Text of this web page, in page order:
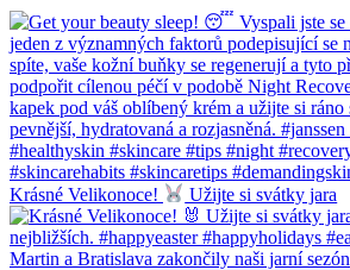
Krásné Velikonoce! Užijte si svátky jara
Martin a Bratislava zakončily naši jarní sezón